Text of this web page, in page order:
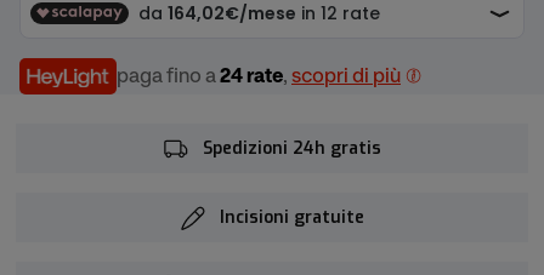
paga fino a 24 rate, scopri di più
Spedizioni 24h gratis
Incisioni gratuite